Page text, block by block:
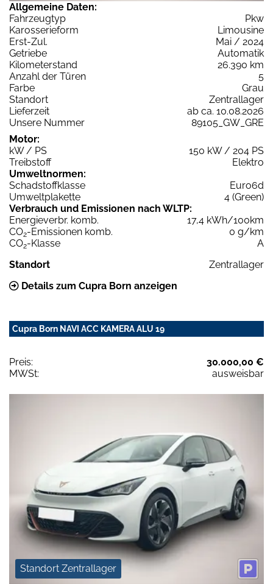
Allgemeine Daten:
Fahrzeugtyp
Pkw
Karosserieform
Limousine
Erst-Zul.
Mai / 2024
Getriebe
Automatik
Kilometerstand
26.390 km
Anzahl der Türen
5
Farbe
Grau
Standort
Zentrallager
Lieferzeit
ab ca. 10.08.2026
Unsere Nummer
89105_GW_GRE
Motor:
kW / PS
150 kW / 204 PS
Treibstoff
Elektro
Umweltnormen:
Schadstoffklasse
Euro6d
Umweltplakette
4 (Green)
Verbrauch und Emissionen nach WLTP:
Energieverbr. komb.
17,4 kWh/100km
CO2-Emissionen komb.
0 g/km
CO2-Klasse
A
Standort
Zentrallager
Details zum Cupra Born anzeigen
Cupra Born NAVI ACC KAMERA ALU 19
Preis:
30.000,00 €
MWSt:
ausweisbar
Standort Zentrallager